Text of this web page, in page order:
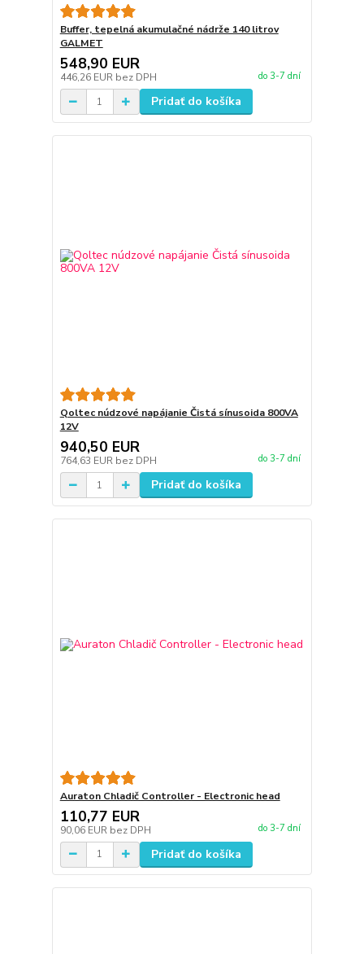
Buffer, tepelná akumulačné nádrže 140 litrov
GALMET
548,90 EUR
446,26 EUR bez DPH do 3-7 dní
Pridať do košíka
Qoltec núdzové napájanie Čistá sínusoida 800VA
12V
940,50 EUR
764,63 EUR bez DPH do 3-7 dní
Pridať do košíka
Auraton Chladič Controller - Electronic head
110,77 EUR
90,06 EUR bez DPH do 3-7 dní
Pridať do košíka